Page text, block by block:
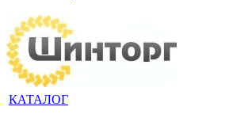
КАТАЛОГ